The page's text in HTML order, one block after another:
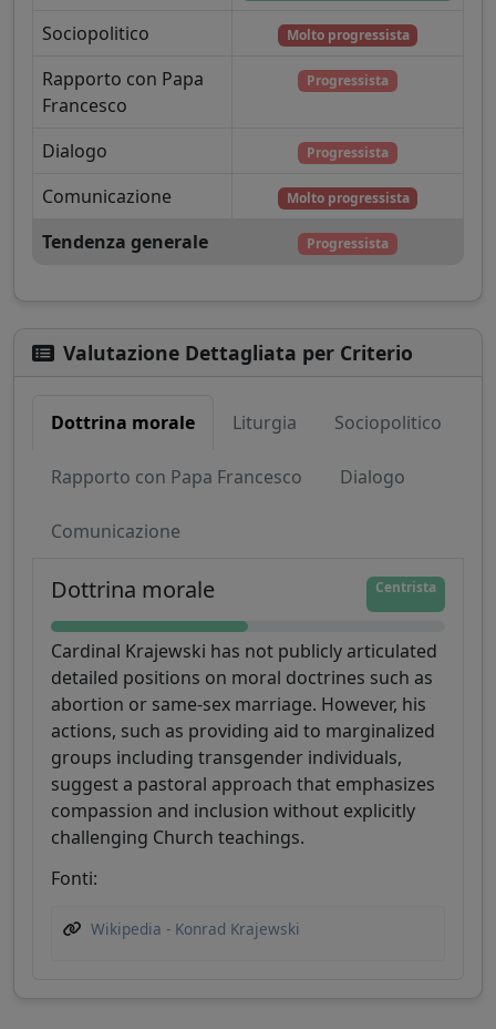
Sociopolitico
Molto progressista
Rapporto con Papa
Francesco
Progressista
Dialogo Progressista
Comunicazione Molto progressista
Tendenza generale Progressista
Valutazione Dettagliata per Criterio
Dottrina morale Liturgia Sociopolitico
Rapporto con Papa Francesco Dialogo
Comunicazione
Dottrina morale Centrista
Cardinal Krajewski has not publicly articulated
detailed positions on moral doctrines such as
abortion or same-sex marriage. However, his
actions, such as providing aid to marginalized
groups including transgender individuals,
suggest a pastoral approach that emphasizes
compassion and inclusion without explicitly
challenging Church teachings.
Fonti:
Wikipedia - Konrad Krajewski